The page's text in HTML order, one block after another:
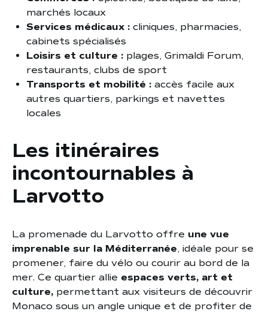
marchés locaux
Services médicaux : cliniques, pharmacies,
cabinets spécialisés
Loisirs et culture : plages, Grimaldi Forum,
restaurants, clubs de sport
Transports et mobilité : accès facile aux
autres quartiers, parkings et navettes
locales
Les itinéraires
incontournables à
Larvotto
La promenade du Larvotto offre une vue
imprenable sur la Méditerranée, idéale pour se
promener, faire du vélo ou courir au bord de la
mer. Ce quartier allie espaces verts, art et
culture, permettant aux visiteurs de découvrir
Monaco sous un angle unique et de profiter de